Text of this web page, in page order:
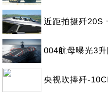
近距拍摄歼20S
004航母曝光3
央视吹捧歼-